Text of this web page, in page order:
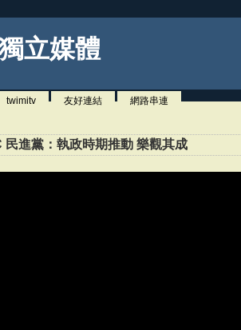
立媒體
twimitv 友好連結 網路串連
民進黨：執政時期推動 樂觀其成